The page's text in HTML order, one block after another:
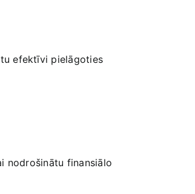
efektīvi pielāgoties
nodrošinātu finansiālo